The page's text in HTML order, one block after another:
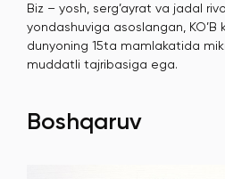
Biz – yosh, serg’ayrat va jadal
yondashuviga asoslangan,
dunyoning 15ta mamlakatida
muddatli tajribasiga ega.
Boshqaruv